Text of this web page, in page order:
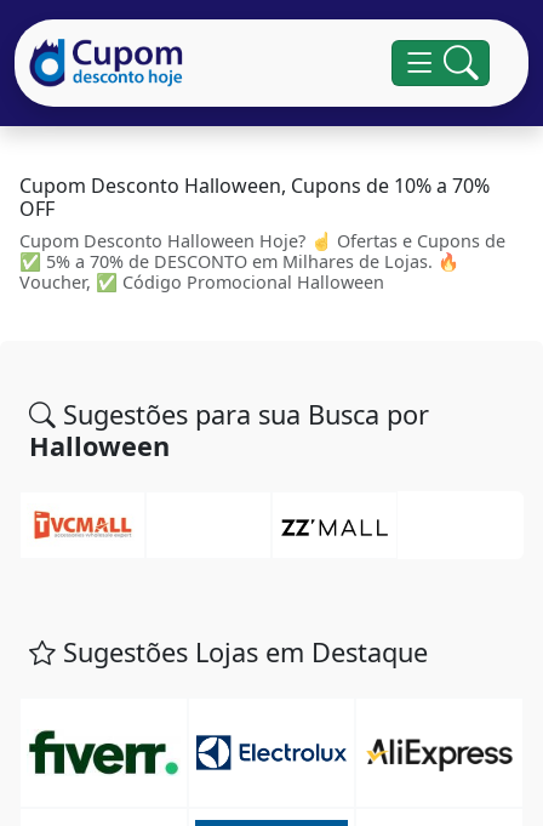
Cupom Desconto Halloween, Cupons de 10% a 70%
OFF
Cupom Desconto Halloween Hoje? ☝ Ofertas e Cupons de
✅ 5% a 70% de DESCONTO em Milhares de Lojas. 🔥
Voucher, ✅ Código Promocional Halloween
Sugestões para sua Busca por
Halloween
Sugestões Lojas em Destaque